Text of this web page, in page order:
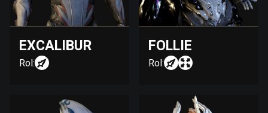
EXCALIBUR
Rol:
FOLLIE
Rol: